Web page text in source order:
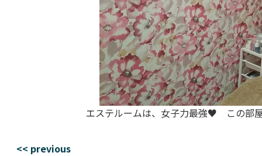
エステルームは、女子力最強♥ この部
<< previous